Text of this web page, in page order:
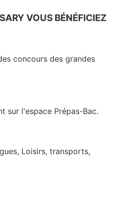
VOUS BÉNÉFICIEZ
concours des grandes
sur l'espace Prépas-Bac.
Loisirs, transports,